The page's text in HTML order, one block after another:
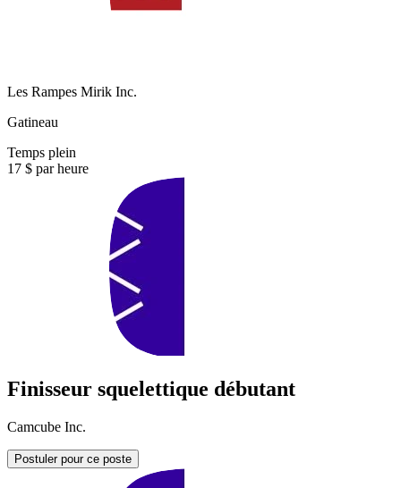
Les Rampes Mirik Inc.
Gatineau
Temps plein
17 $ par heure
Finisseur squelettique débutant
Camcube Inc.
Postuler pour ce poste